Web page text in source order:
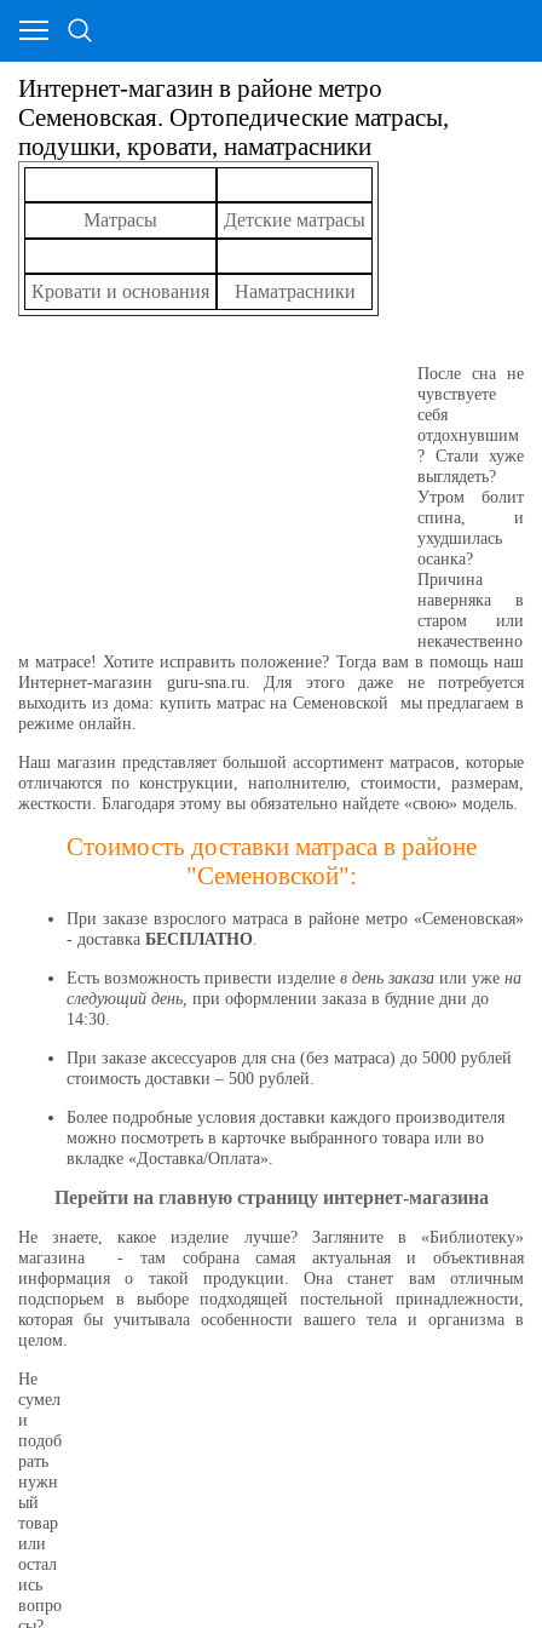
Интернет-магазин в районе метро
Семеновская. Ортопедические матрасы,
подушки, кровати, наматрасники
Матрасы Детские матрасы
Кровати и основания Наматрасники
После сна не
чувствуете
себя
отдохнувшим
? Стали хуже
выглядеть?
Утром болит
спина, и
ухудшилась
осанка?
Причина
наверняка в
старом или
некачественно
м матрасе! Хотите исправить положение? Тогда вам в помощь наш
Интернет-магазин guru-sna.ru. Для этого даже не потребуется
выходить из дома: купить матрас на Семеновской мы предлагаем в
режиме онлайн.
Наш магазин представляет большой ассортимент матрасов, которые
отличаются по конструкции, наполнителю, стоимости, размерам,
жесткости. Благодаря этому вы обязательно найдете «свою» модель.
Стоимость доставки матраса в районе
"Семеновской":
При заказе взрослого матраса в районе метро «Семеновская»
- доставка БЕСПЛАТНО.
Есть возможность привести изделие в день заказа или уже на
следующий день, при оформлении заказа в будние дни до
14:30.
При заказе аксессуаров для сна (без матраса) до 5000 рублей
стоимость доставки – 500 рублей.
Более подробные условия доставки каждого производителя
можно посмотреть в карточке выбранного товара или во
вкладке «Доставка/Оплата».
Перейти на главную страницу интернет-магазина
Не знаете, какое изделие лучше? Загляните в «Библиотеку»
магазина - там собрана самая актуальная и объективная
информация о такой продукции. Она станет вам отличным
подспорьем в выборе подходящей постельной принадлежности,
которая бы учитывала особенности вашего тела и организма в
целом.
Не
сумел
и
подоб
рать
нужн
ый
товар
или
остал
ись
вопро